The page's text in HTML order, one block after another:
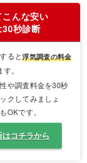
んな安い
秒診断
ると浮気調査の料金
。
や調査料金を30秒
クしてみましょ
OKです。
コチラから